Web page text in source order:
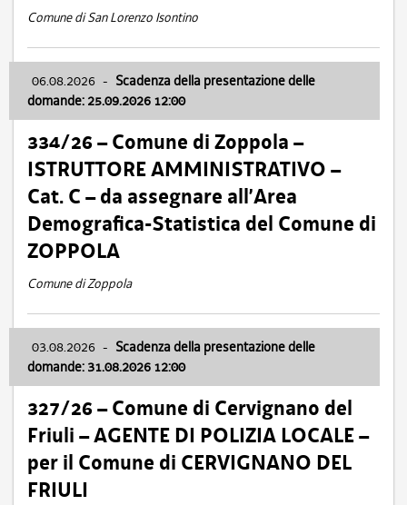
Comune di San Lorenzo Isontino
06.08.2026 - Scadenza della presentazione delle
domande: 25.09.2026 12:00
334/26 – Comune di Zoppola –
ISTRUTTORE AMMINISTRATIVO –
Cat. C – da assegnare all’Area
Demografica-Statistica del Comune di
ZOPPOLA
Comune di Zoppola
03.08.2026 - Scadenza della presentazione delle
domande: 31.08.2026 12:00
327/26 – Comune di Cervignano del
Friuli – AGENTE DI POLIZIA LOCALE –
per il Comune di CERVIGNANO DEL
FRIULI